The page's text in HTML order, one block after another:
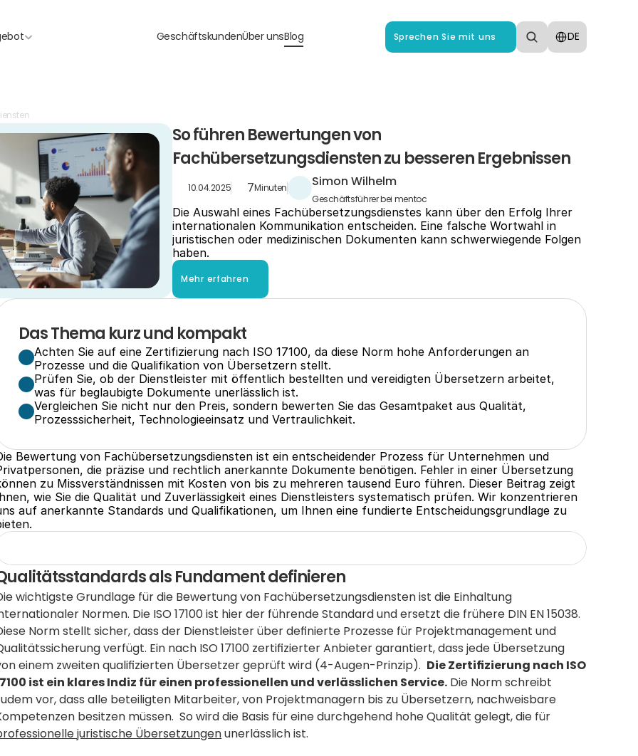
GeschäftskundenÜber unsBlog Sprechen Sie mit uns
Select Language
DE
So führen Bewertungen von
Fachübersetzungsdiensten zu besseren Ergebnissen
10.04.2025 7Minuten Simon Wilhelm
Geschäftsführer bei mentoc
Die Auswahl eines Fachübersetzungsdienstes kann über den Erfolg Ihrer
internationalen Kommunikation entscheiden. Eine falsche Wortwahl in
juristischen oder medizinischen Dokumenten kann schwerwiegende Folgen
haben.
Mehr erfahren
Das Thema kurz und kompakt
Achten Sie auf eine Zertifizierung nach ISO 17100, da diese Norm hohe Anforderungen an
Prozesse und die Qualifikation von Übersetzern stellt.
Prüfen Sie, ob der Dienstleister mit öffentlich bestellten und vereidigten Übersetzern arbeitet,
was für beglaubigte Dokumente unerlässlich ist.
Vergleichen Sie nicht nur den Preis, sondern bewerten Sie das Gesamtpaket aus Qualität,
Prozesssicherheit, Technologieeinsatz und Vertraulichkeit.
Bewertung von Fachübersetzungsdiensten ist ein entscheidender Prozess für Unternehmen und
die präzise und rechtlich anerkannte Dokumente benötigen. Fehler in einer Übersetzung
zu Missverständnissen mit Kosten von bis zu mehreren tausend Euro führen. Dieser Beitrag zeigt
wie Sie die Qualität und Zuverlässigkeit eines Dienstleisters systematisch prüfen. Wir konzentrieren
auf anerkannte Standards und Qualifikationen, um Ihnen eine fundierte Entscheidungsgrundlage zu
als Fundament definieren
wichtigste Grundlage für die Bewertung von Fachübersetzungsdiensten ist die Einhaltung
Normen. Die ISO 17100 ist hier der führende Standard und ersetzt die frühere DIN EN 15038.
Norm stellt sicher, dass der Dienstleister über definierte Prozesse für Projektmanagement und
verfügt. Ein nach ISO 17100 zertifizierter Anbieter garantiert, dass jede Übersetzung
einem zweiten qualifizierten Übersetzer geprüft wird (4-Augen-Prinzip). Die Zertifizierung nach ISO
ist ein klares Indiz für einen professionellen und verlässlichen Service. Die Norm schreibt
vor, dass alle beteiligten Mitarbeiter, von Projektmanagern bis zu Übersetzern, nachweisbare
juristische Übersetzungen unerlässlich ist.